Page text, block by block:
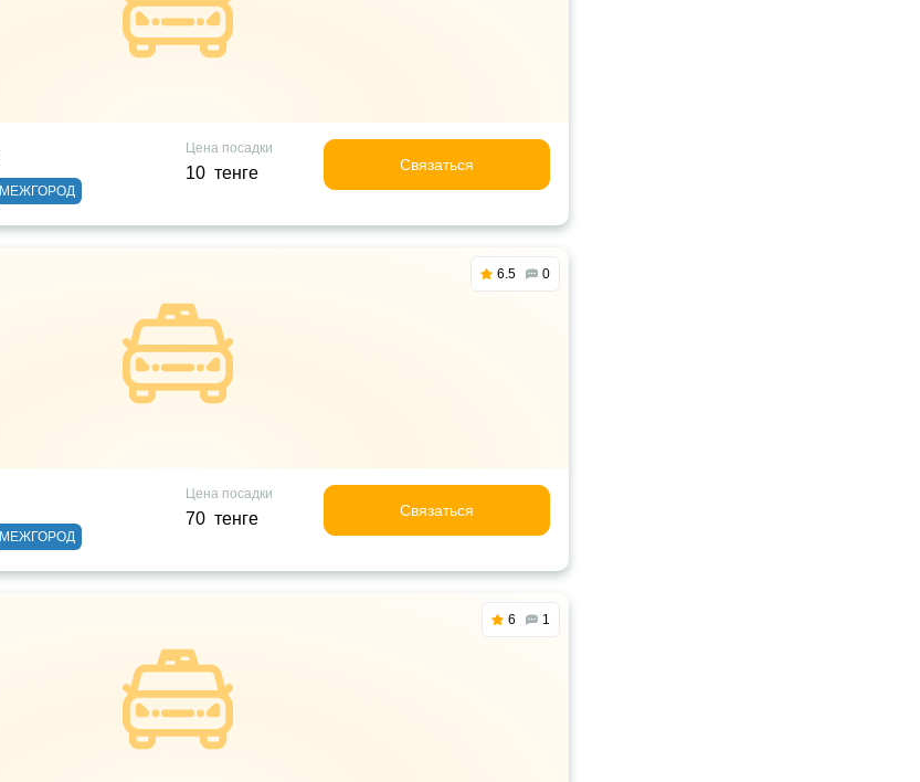
МЕЖГОРОД
Цена посадки
10 тенге Связаться
6.5 0
МЕЖГОРОД
Цена посадки
70 тенге Связаться
6 1